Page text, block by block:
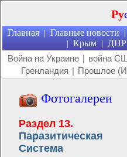
Ру
Главная | Главные новости |
| Крым | ДНР
Война на Украине | война
Гренландия | Прошлое
Фотогалереи
Раздел 13.
Паразитическая
Система